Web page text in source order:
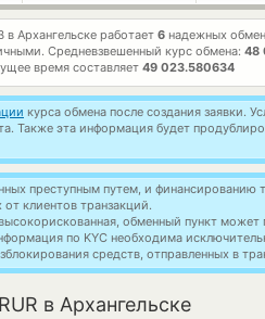
в Архангельске работает 6 надежных
Средневзвешенный курс обмена: 48
время составляет 49 023.580634
курса обмена после создания заявки.
Также эта информация будет
преступным путем, и финансированию
клиентов транзакций.
обменный пункт может
по KYC необходима
средств, отправленных в
в Архангельске